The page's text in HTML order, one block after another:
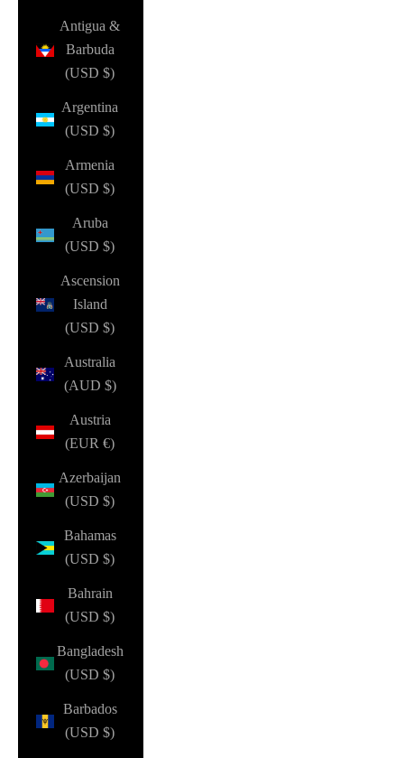
Antigua &
Barbuda
(USD $)
Argentina
(USD $)
Armenia
(USD $)
Aruba
(USD $)
Ascension
Island
(USD $)
Australia
(AUD $)
Austria
(EUR €)
Azerbaijan
(USD $)
Bahamas
(USD $)
Bahrain
(USD $)
Bangladesh
(USD $)
Barbados
(USD $)